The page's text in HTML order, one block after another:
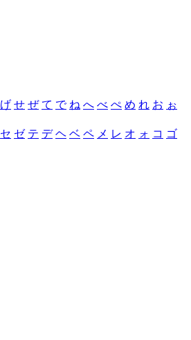
げ せ ぜ て で ね へ べ ぺ め れ お ぉ
セ ゼ テ デ ヘ ベ ペ メ レ オ ォ コ ゴ